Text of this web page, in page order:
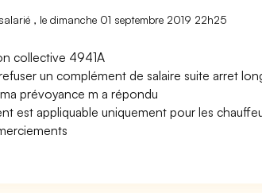
, le dimanche 01 septembre 2019 22h25
collective 4941A
un complément de salaire suite arret
prévoyance m a répondu
est appliquable uniquement pour les